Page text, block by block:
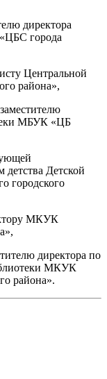
директора
города
Центральной
района»,
МБУК «ЦБ
Детской
городского
МКУК
директора по
МКУК
района».